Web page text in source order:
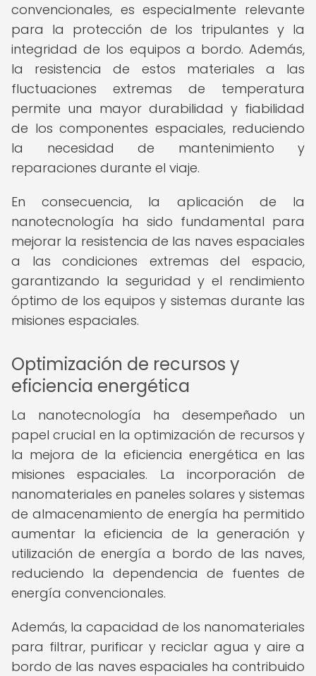
convencionales, es especialmente relevante
para la protección de los tripulantes y la
integridad de los equipos a bordo. Además,
la resistencia de estos materiales a las
fluctuaciones extremas de temperatura
permite una mayor durabilidad y fiabilidad
de los componentes espaciales, reduciendo
la necesidad de mantenimiento y
reparaciones durante el viaje.
En consecuencia, la aplicación de la
nanotecnología ha sido fundamental para
mejorar la resistencia de las naves espaciales
a las condiciones extremas del espacio,
garantizando la seguridad y el rendimiento
óptimo de los equipos y sistemas durante las
misiones espaciales.
Optimización de recursos y
eficiencia energética
La nanotecnología ha desempeñado un
papel crucial en la optimización de recursos y
la mejora de la eficiencia energética en las
misiones espaciales. La incorporación de
nanomateriales en paneles solares y sistemas
de almacenamiento de energía ha permitido
aumentar la eficiencia de la generación y
utilización de energía a bordo de las naves,
reduciendo la dependencia de fuentes de
energía convencionales.
Además, la capacidad de los nanomateriales
para filtrar, purificar y reciclar agua y aire a
bordo de las naves espaciales ha contribuido